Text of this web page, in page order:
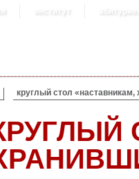
институт
круглый стол